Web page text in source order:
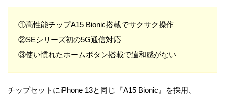
①高性能チップA15 Bionic搭載でサクサク操作
②SEシリーズ初の5G通信対応
③使い慣れたホームボタン搭載で違和感がない
チップセットにiPhone 13と同じ『A15 Bionic』を採用、